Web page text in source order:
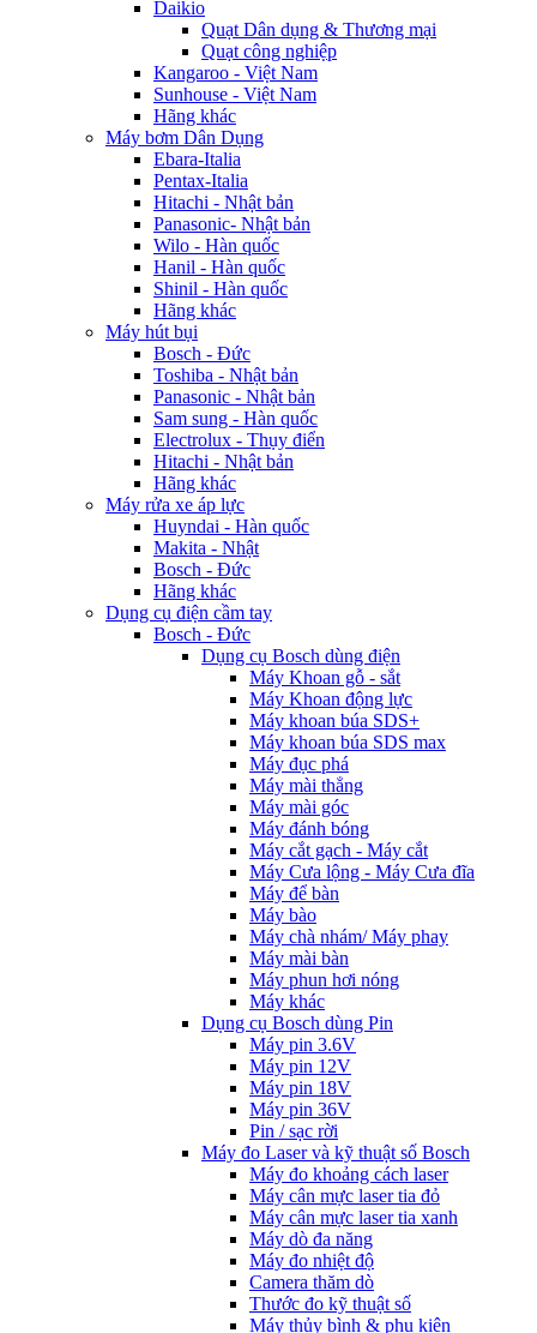
Daikio
Quạt Dân dụng & Thương mại
Quạt công nghiệp
Kangaroo - Việt Nam
Sunhouse - Việt Nam
Hãng khác
Máy bơm Dân Dụng
Ebara-Italia
Pentax-Italia
Hitachi - Nhật bản
Panasonic- Nhật bản
Wilo - Hàn quốc
Hanil - Hàn quốc
Shinil - Hàn quốc
Hãng khác
Máy hút bụi
Bosch - Đức
Toshiba - Nhật bản
Panasonic - Nhật bản
Sam sung - Hàn quốc
Electrolux - Thụy điển
Hitachi - Nhật bản
Hãng khác
Máy rửa xe áp lực
Huyndai - Hàn quốc
Makita - Nhật
Bosch - Đức
Hãng khác
Dụng cụ điện cầm tay
Bosch - Đức
Dụng cụ Bosch dùng điện
Máy Khoan gỗ - sắt
Máy Khoan động lực
Máy khoan búa SDS+
Máy khoan búa SDS max
Máy đục phá
Máy mài thẳng
Máy mài góc
Máy đánh bóng
Máy cắt gạch - Máy cắt
Máy Cưa lộng - Máy Cưa đĩa
Máy để bàn
Máy bào
Máy chà nhám/ Máy phay
Máy mài bàn
Máy phun hơi nóng
Máy khác
Dụng cụ Bosch dùng Pin
Máy pin 3.6V
Máy pin 12V
Máy pin 18V
Máy pin 36V
Pin / sạc rời
Máy đo Laser và kỹ thuật số Bosch
Máy đo khoảng cách laser
Máy cân mực laser tia đỏ
Máy cân mực laser tia xanh
Máy dò đa năng
Máy đo nhiệt độ
Camera thăm dò
Thước đo kỹ thuật số
Máy thủy bình & phụ kiện